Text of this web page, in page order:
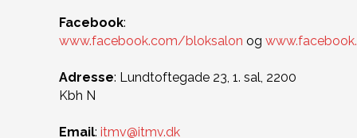
Facebook:
www.facebook.com/bloksalon og
Adresse: Lundtoftegade 23, 1. sal, 2200
Kbh N
Email: itmv@itmv.dk